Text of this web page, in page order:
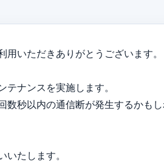
いただきありがとうございます。
ナンスを実施します。
秒以内の通信断が発生するかもし
たします。